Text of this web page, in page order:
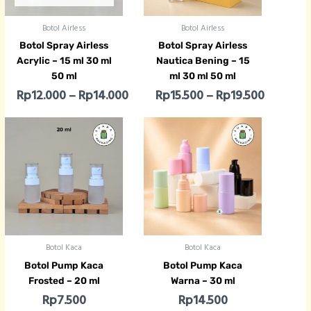
Botol Airless
Botol Spray Airless
Acrylic – 15 ml 30 ml
50 ml
Rp12.000–Rp14.000
Botol Airless
Botol Spray Airless
Nautica Bening – 15
ml 30 ml 50 ml
Rp15.500–Rp19.500
Botol Kaca
Botol Pump Kaca
Frosted – 20 ml
Rp7.500
Botol Kaca
Botol Pump Kaca
Warna – 30 ml
Rp14.500